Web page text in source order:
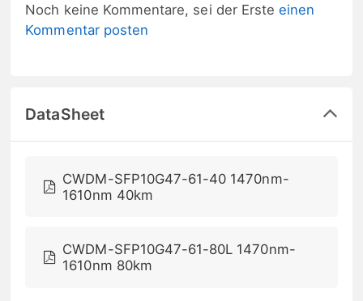
Noch keine Kommentare, sei der Ersteeinen
Kommentar posten
DataSheet
CWDM-SFP10G47-61-40 1470nm-
1610nm 40km
CWDM-SFP10G47-61-80L 1470nm-
1610nm 80km